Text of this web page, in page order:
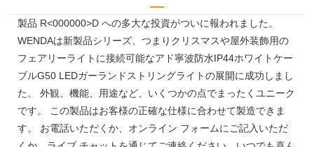
製品 R<00​​0000>D への多大な投資がついに報われました。
WENDAは新製品シリーズ、つまりクリスマスや屋外装飾用の
フェアリーライトに接続可能なアド寧波防水IP44ホワイトケー
ブルG50 LEDガーランドストリングライトの展開に成功しまし
た。 外観、機能、用途など、いくつかの点でまったくユニーク
です。 この製品はお客様の正確な仕様に合わせて製造できま
す。 お電話いただくか、オンライン フォームにご記入いただ